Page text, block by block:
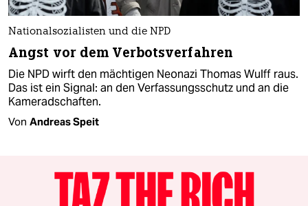
Nationalsozialisten und die NPD
Angst vor dem Verbotsverfahren
Die NPD wirft den mächtigen Neonazi Thomas Wulff raus.
Das ist ein Signal: an den Verfassungsschutz und an die
Kameradschaften.
Von Andreas Speit